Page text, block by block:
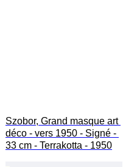
Szobor, Grand masque art
déco - vers 1950 - Signé -
33 cm - Terrakotta - 1950